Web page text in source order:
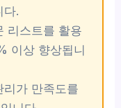
다.
리스트를 활용
이상 향상됩니
가 만족도를